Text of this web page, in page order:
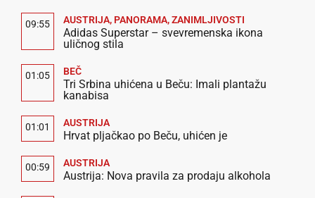
09:55 AUSTRIJA, PANORAMA,ZANIMLJIVOSTI
Adidas Superstar – svevremenska ikona
uličnog stila
01:05 BEČ
Tri Srbina uhićena u Beču: Imali plantažu
kanabisa
01:01 AUSTRIJA
Hrvat pljačkao po Beču, uhićen je
00:59 AUSTRIJA
Austrija: Nova pravila za prodaju alkohola